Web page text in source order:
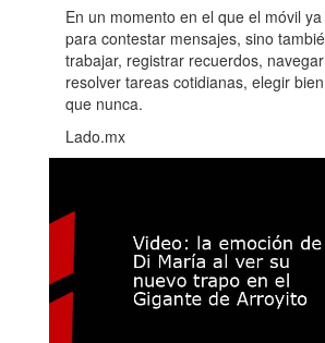
En un momento en el que el móvil
para contestar mensajes, sino
trabajar, registrar recuerdos,
resolver tareas cotidianas, elegir
que nunca.
Lado.mx